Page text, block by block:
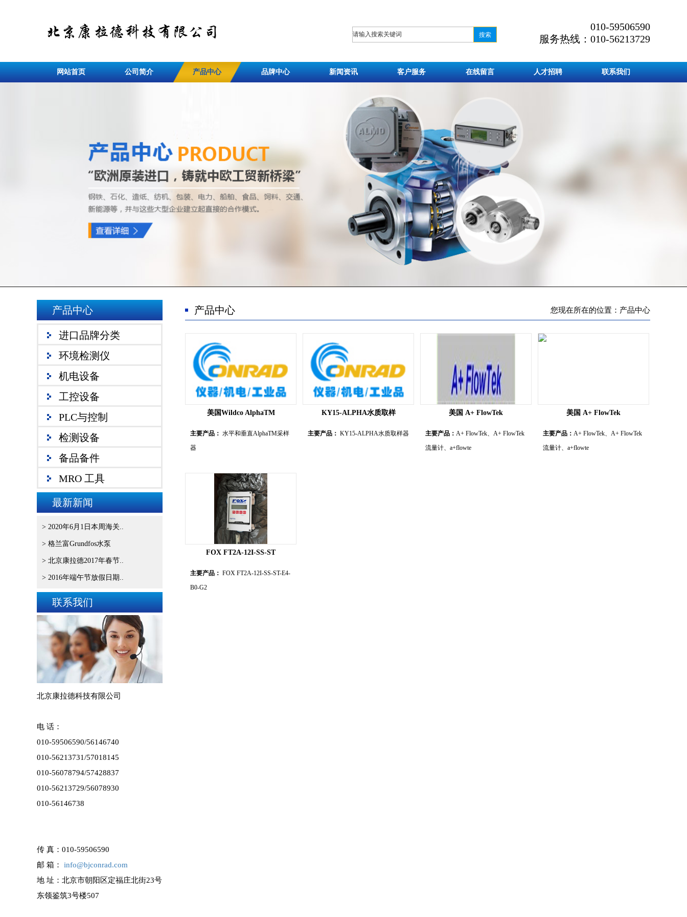
010-59506590
服务热线：010-56213729
网站首页 公司简介 产品中心 品牌中心 新闻资讯 客户服务 在线留言 人才招聘 联系我们
产品中心
进口品牌分类
环境检测仪
机电设备
工控设备
PLC与控制
检测设备
备品备件
MRO 工具
最新新闻
> 2020年6月1日本周海关..
> 格兰富Grundfos水泵
> 北京康拉德2017年春节..
> 2016年端午节放假日期..
联系我们
北京康拉德科技有限公司
电 话：
010-59506590/56146740
010-56213731/57018145
010-56078794/57428837
010-56213729/56078930
010-56146738
传 真： 010-59506590
邮 箱： info@bjconrad.com
地 址：北京市朝阳区定福庄北街23号
东领鉴筑3号楼507
产品中心 您现在所在的位置：产品中心
美国Wildco AlphaTM
主要产品： 水平和垂直AlphaTM采样
器
KY15-ALPHA水质取样
主要产品： KY15-ALPHA水质取样器
美国 A+ FlowTek
主要产品： A+ FlowTek、A+ FlowTek
流量计、a+flowte
美国 A+ FlowTek
主要产品： A+ FlowTek、A+ FlowTek
流量计、a+flowte
FOX FT2A-12I-SS-ST
主要产品： FOX FT2A-12I-SS-ST-E4-
B0-G2